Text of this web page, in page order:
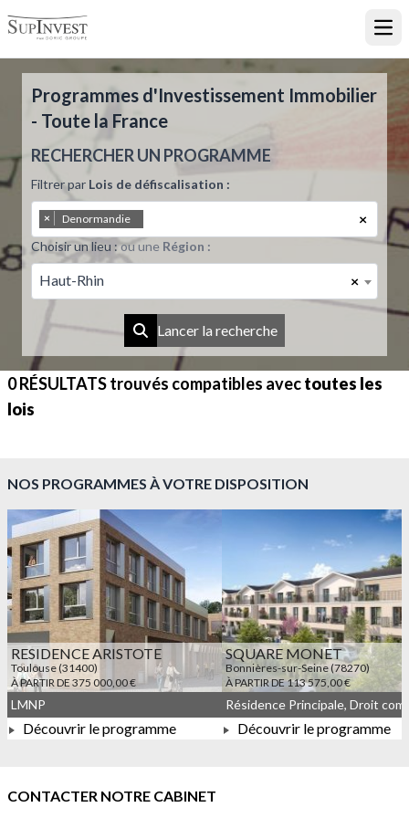
Programmes d'Investissement Immobilier
- Toute la France
RECHERCHER UN PROGRAMME
Filtrer par Lois de défiscalisation :
×
× Denormandie
Choisir un lieu :ou une Région :
×
Haut-Rhin
Lancer la recherche
0 RÉSULTATStrouvés compatibles avectoutes les
lois
NOS PROGRAMMES À VOTRE DISPOSITION
RESIDENCE ARISTOTE
Toulouse (31400)
À PARTIR DE 375 000,00 €
À PARTIR DE 375 000,00 €
LMNP
Découvrir le programme
SQUARE MONET
Bonnières-sur-Seine (78270)
À PARTIR DE 113 575,00 €
Découvrir le programme
CONTACTER NOTRE CABINET